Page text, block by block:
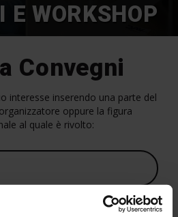
E WORKSHOP
Convegni
interesse inserendo una parte del
oppure la figura
al quale è rivolto:
Ricerca